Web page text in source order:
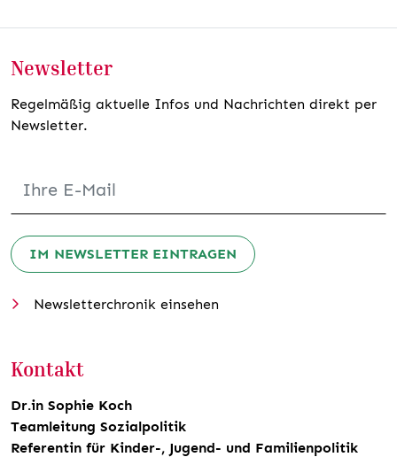
Newsletter
Regelmäßig aktuelle Infos und Nachrichten direkt per
Newsletter.
IM NEWSLETTER EINTRAGEN
Newsletterchronik einsehen
Kontakt
Dr.in Sophie Koch
Teamleitung Sozialpolitik
Referentin für Kinder-, Jugend- und Familienpolitik